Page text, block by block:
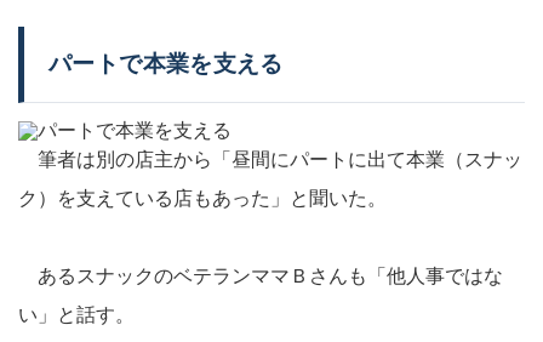
パートで本業を支える
筆者は別の店主から「昼間にパートに出て本業（スナッ
ク）を支えている店もあった」と聞いた。
あるスナックのベテランママＢさんも「他人事ではな
い」と話す。